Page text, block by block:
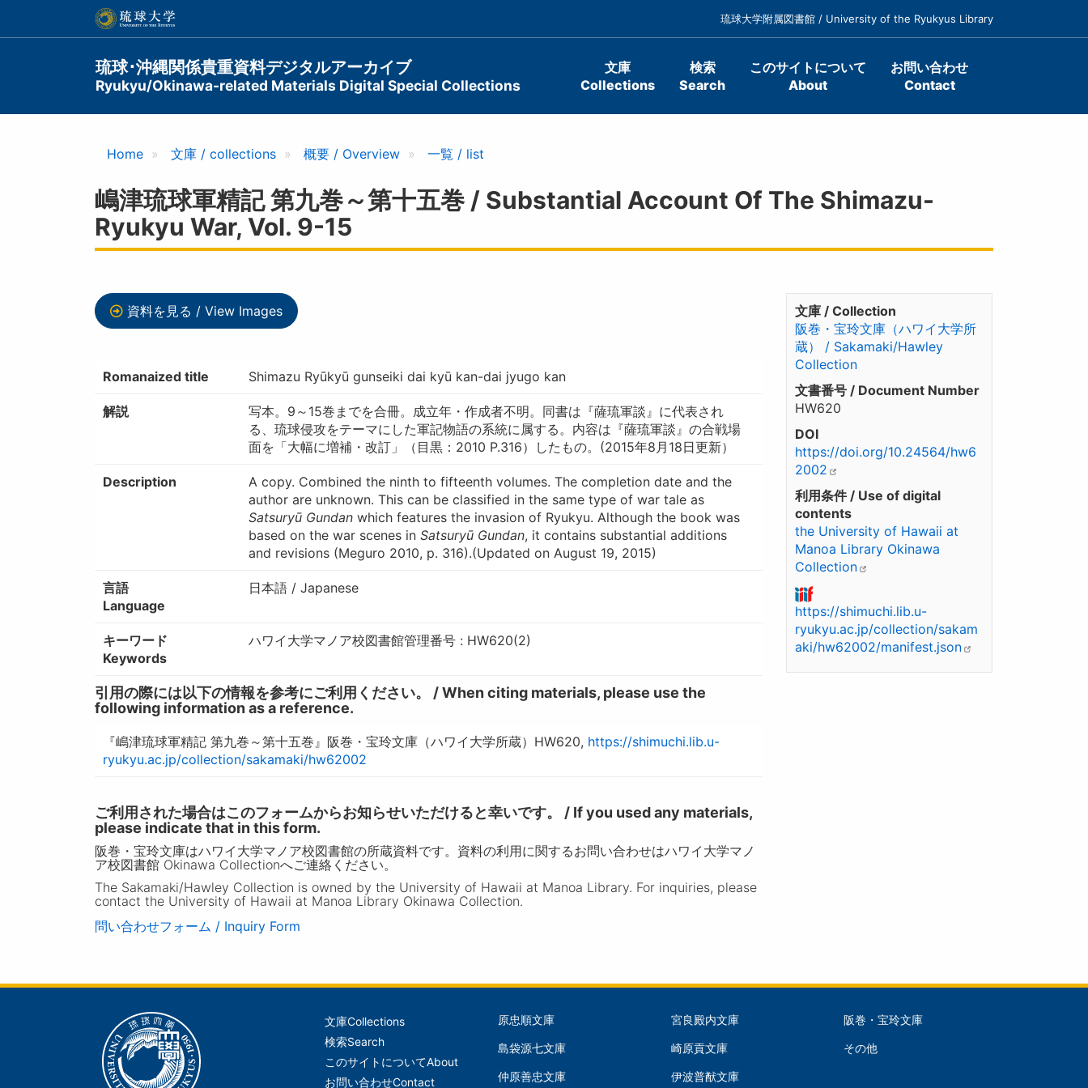
ン
琉球大学附属図書館 / University of the Ryukyus Library
琉球･沖縄関係貴重資料デジタルアーカイブ
Ryukyu/Okinawa-related Materials Digital Special Collections
Main
navigation
文庫
Collections
検索
Search
このサイトについて
About
お問い合わせ
Contact
Home 文庫 / collections 概要 / Overview 一覧 / list
嶋津琉球軍精記 第九巻～第十五巻 / Substantial Account Of The Shimazu-
Ryukyu War, Vol. 9-15
資料を見る / View Images
Romanaized title Shimazu Ryūkyū gunseiki dai kyū kan-dai jyugo kan
解説
写本。9～15巻までを合冊。成立年・作成者不明。同書は『薩琉軍談』に代表され
る、琉球侵攻をテーマにした軍記物語の系統に属する。内容は『薩琉軍談』の合戦場
面を「大幅に増補・改訂」（目黒：2010 P.316）したもの。(2015年8月18日更新）
Description
A copy. Combined the ninth to fifteenth volumes. The completion date and the
author are unknown. This can be classified in the same type of war tale as
Satsuryū Gundanwhich features the invasion of Ryukyu. Although the book was
based on the war scenes in Satsuryū Gundan, it contains substantial additions
and revisions (Meguro 2010, p. 316).(Updated on August 19, 2015)
言語
Language
日本語 / Japanese
キーワード
Keywords
ハワイ大学マノア校図書館管理番号 : HW620(2)
引用の際には以下の情報を参考にご利用ください。 / When citing materials, please use the
following information as a reference.
『嶋津琉球軍精記 第九巻～第十五巻』阪巻・宝玲文庫（ハワイ大学所蔵）HW620, https://shimuchi.lib.u-
ryukyu.ac.jp/collection/sakamaki/hw62002
ご利用された場合はこのフォームからお知らせいただけると幸いです。 / If you used any materials,
please indicate that in this form.
阪巻・宝玲文庫はハワイ大学マノア校図書館の所蔵資料です。資料の利用に関するお問い合わせはハワイ大学マノ
ア校図書館 Okinawa Collectionへご連絡ください。
The Sakamaki/Hawley Collection is owned by the University of Hawaii at Manoa Library. For inquiries, please
contact the University of Hawaii at Manoa Library Okinawa Collection.
問い合わせフォーム / Inquiry Form
文庫 / Collection
阪巻・宝玲文庫（ハワイ大学所
蔵） / Sakamaki/Hawley
Collection
文書番号 / Document Number
HW620
DOI
https://doi.org/10.24564/hw6
2002
利用条件 / Use of digital
contents
the University of Hawaii at
Manoa Library Okinawa
Collection
https://shimuchi.lib.u-
ryukyu.ac.jp/collection/sakam
aki/hw62002/manifest.json
メ
イ
文庫Collections
検索Search
このサイトについてAbout
お問い合わせContact
文
原忠順文庫
島袋源七文庫
仲原善忠文庫
文
宮良殿内文庫
崎原貢文庫
伊波普猷文庫
文
庫
阪巻・宝玲文庫
その他